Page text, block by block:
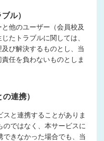
ル）
他のユーザー（会員校及
たトラブルに関しては、
び解決するものとし、当
任を負わないものとしま
連携）
と連携することがありま
ではなく、本サービスに
できなかった場合でも、当